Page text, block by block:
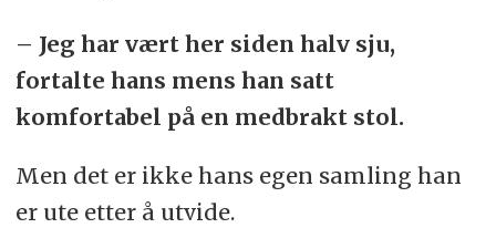
– Jeg har vært her siden halv sju,
fortalte hans mens han satt
komfortabel på en medbrakt stol.
Men det er ikke hans egen samling han
er ute etter å utvide.